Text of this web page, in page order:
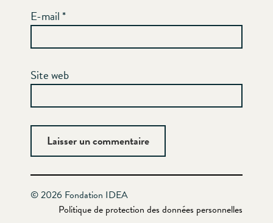
E-mail*
Site web
© 2026 Fondation IDEA
Politique de protection des données personnelles